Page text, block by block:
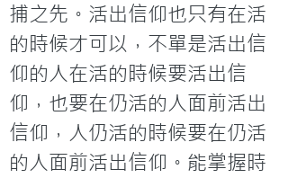
捕之先。活出信仰也只有在活
的時候才可以，不單是活出信
仰的人在活的時候要活出信
仰，也要在仍活的人面前活出
信仰，人仍活的時候要在仍活
的人面前活出信仰。能掌握時